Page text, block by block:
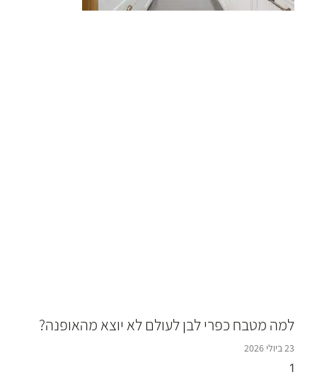
למה מטבח כפרי לבן לעולם לא יוצא מהאופנה?
23 ביולי 2026